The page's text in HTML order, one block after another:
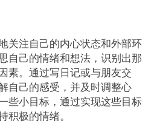
关注自己的内心状态和外部环
自己的情绪和想法，识别出那
素。通过写日记或与朋友交
自己的感受，并及时调整心
些小目标，通过实现这些目标
积极的情绪。